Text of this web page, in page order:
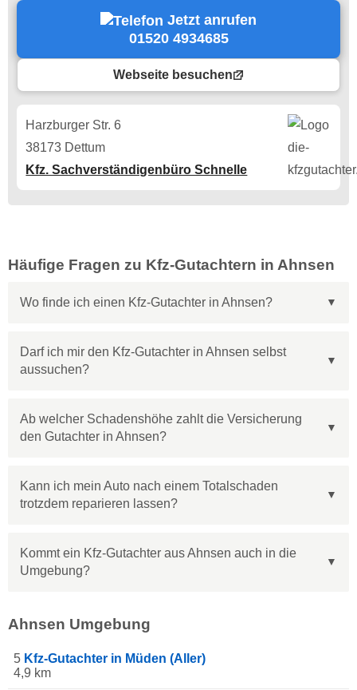
Jetzt anrufen
01520 4934685
Webseite besuchen
Harzburger Str. 6
38173 Dettum
Kfz. Sachverständigenbüro Schnelle
Häufige Fragen zu Kfz-Gutachtern in Ahnsen
Wo finde ich einen Kfz-Gutachter in Ahnsen?
Darf ich mir den Kfz-Gutachter in Ahnsen selbst
aussuchen?
Ab welcher Schadenshöhe zahlt die Versicherung
den Gutachter in Ahnsen?
Kann ich mein Auto nach einem Totalschaden
trotzdem reparieren lassen?
Kommt ein Kfz-Gutachter aus Ahnsen auch in die
Umgebung?
Ahnsen Umgebung
5 Kfz-Gutachter in Müden (Aller)
4,9 km